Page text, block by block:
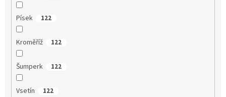
Písek 122
Kroměříž 122
Šumperk 122
Vsetín 122